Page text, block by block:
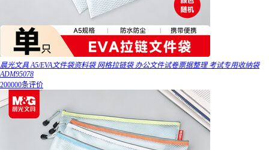
晨光文具 A5/EVA文件袋资料袋 网格拉链袋 办公文件试卷票据整理 考试专用收纳袋
ADM95078
200000条评价